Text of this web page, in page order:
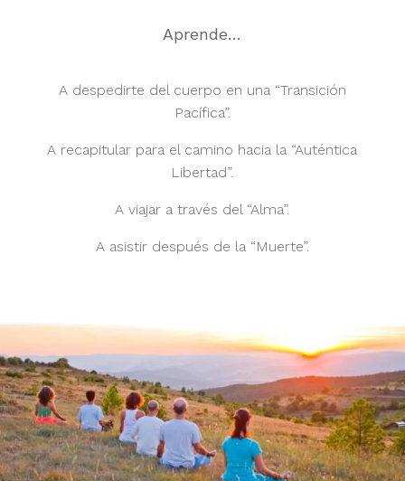
Aprende…
A despedirte del cuerpo en una “Transición
Pacífica”.
A recapitular para el camino hacia la “Auténtica
Libertad”.
A viajar a través del “Alma”.
A asistir después de la “Muerte”.